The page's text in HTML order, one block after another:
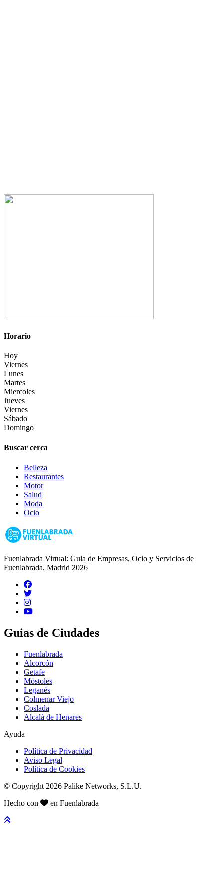
Horario
Hoy
Viernes
Lunes
Martes
Miercoles
Jueves
Viernes
Sábado
Domingo
Buscar cerca
Belleza
Restaurantes
Motor
Salud
Moda
Ocio
Fuenlabrada Virtual: Guia de Empresas, Ocio y Servicios de
Fuenlabrada, Madrid 2026
Guias de Ciudades
Fuenlabrada
Alcorcón
Getafe
Móstoles
Leganés
Colmenar Viejo
Coslada
Alcalá de Henares
Ayuda
Política de Privacidad
Aviso Legal
Política de Cookies
© Copyright 2026 Palike Networks, S.L.U.
Hecho con
en Fuenlabrada